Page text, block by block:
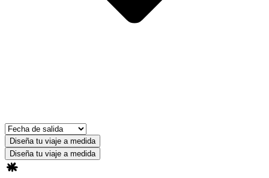
Diseña tu viaje a medida
Diseña tu viaje a medida